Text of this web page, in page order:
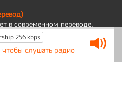
в современном переводе.
персональных данных
256 kbps
слушать радио